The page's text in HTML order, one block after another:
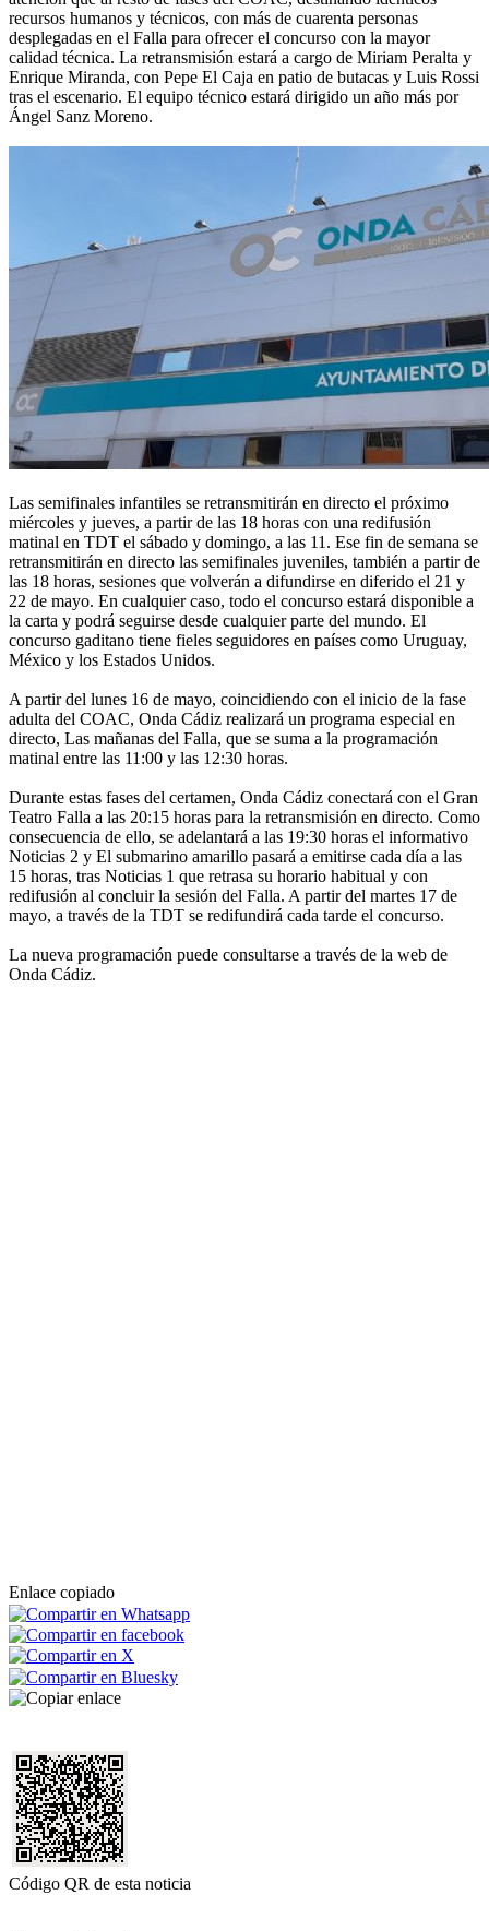
recursos humanos y técnicos, con más de cuarenta personas
desplegadas en el Falla para ofrecer el concurso con la mayor
calidad técnica. La retransmisión estará a cargo de Miriam Peralta y
Enrique Miranda, con Pepe El Caja en patio de butacas y Luis Rossi
tras el escenario. El equipo técnico estará dirigido un año más por
Ángel Sanz Moreno.
Las semifinales infantiles se retransmitirán en directo el próximo
miércoles y jueves, a partir de las 18 horas con una redifusión
matinal en TDT el sábado y domingo, a las 11. Ese fin de semana se
retransmitirán en directo las semifinales juveniles, también a partir de
las 18 horas, sesiones que volverán a difundirse en diferido el 21 y
22 de mayo. En cualquier caso, todo el concurso estará disponible a
la carta y podrá seguirse desde cualquier parte del mundo. El
concurso gaditano tiene fieles seguidores en países como Uruguay,
México y los Estados Unidos.
A partir del lunes 16 de mayo, coincidiendo con el inicio de la fase
adulta del COAC, Onda Cádiz realizará un programa especial en
directo, Las mañanas del Falla, que se suma a la programación
matinal entre las 11:00 y las 12:30 horas.
Durante estas fases del certamen, Onda Cádiz conectará con el Gran
Teatro Falla a las 20:15 horas para la retransmisión en directo. Como
consecuencia de ello, se adelantará a las 19:30 horas el informativo
Noticias 2 y El submarino amarillo pasará a emitirse cada día a las
15 horas, tras Noticias 1 que retrasa su horario habitual y con
redifusión al concluir la sesión del Falla. A partir del martes 17 de
mayo, a través de la TDT se redifundirá cada tarde el concurso.
La nueva programación puede consultarse a través de la web de
Onda Cádiz.
Enlace copiado
Código QR de esta noticia